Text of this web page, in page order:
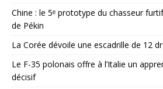
Chine : le 5ᵉ prototype du chasseur
de Pékin
La Corée dévoile une escadrille de 12
Le F-35 polonais offre à l’Italie un
décisif